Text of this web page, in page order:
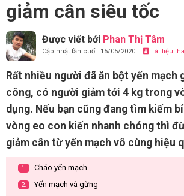
giảm cân siêu tốc
Được viết bởi Phan Thị Tâm
Cập nhật lần cuối: 15/05/2020 Tài liệu
Rất nhiều người đã ăn bột yến mạch
công, có người giảm tới 4 kg trong
dụng. Nếu bạn cũng đang tìm kiếm
vòng eo con kiến nhanh chóng thì
giảm cân từ yến mạch vô cùng hiệu
1. Cháo yến mạch
2. Yến mạch và gừng